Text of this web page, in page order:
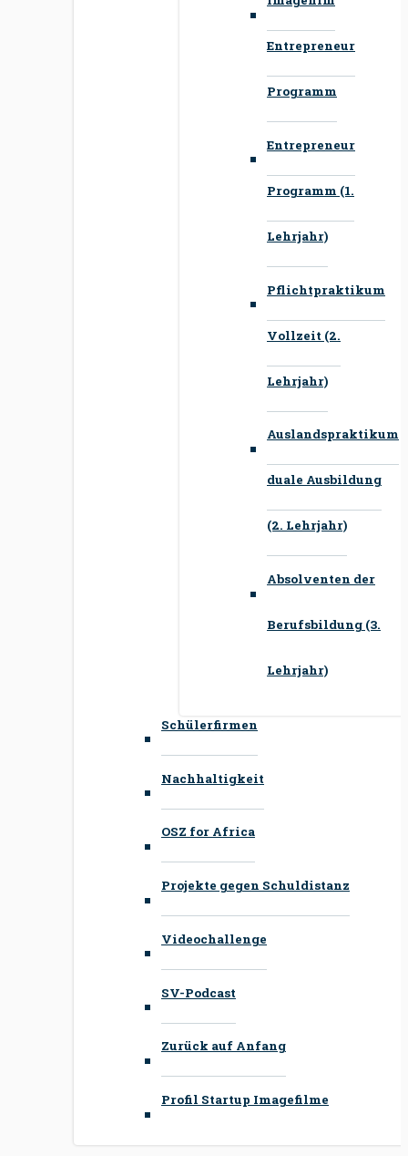
Entrepreneur
Programm
Entrepreneur
Programm (1.
Lehrjahr)
Pflichtpraktikum
Vollzeit (2.
Lehrjahr)
Auslandspraktikum
duale Ausbildung
(2. Lehrjahr)
Absolventen der
Berufsbildung (3.
Lehrjahr)
Schülerfirmen
Nachhaltigkeit
OSZ for Africa
Projekte gegen Schuldistanz
Videochallenge
SV-Podcast
Zurück auf Anfang
Profil Startup Imagefilme